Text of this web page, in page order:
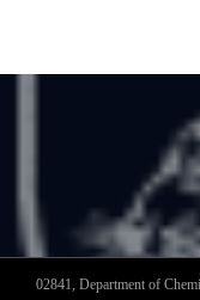
02841, Department of